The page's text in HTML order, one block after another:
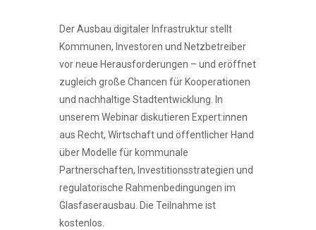
Der Ausbau digitaler Infrastruktur stellt
Kommunen, Investoren und Netzbetreiber
vor neue Herausforderungen – und eröffnet
zugleich große Chancen für Kooperationen
und nachhaltige Stadtentwicklung. In
unserem Webinar diskutieren Expert:innen
aus Recht, Wirtschaft und öffentlicher Hand
über Modelle für kommunale
Partnerschaften, Investitionsstrategien und
regulatorische Rahmenbedingungen im
Glasfaserausbau. Die Teilnahme ist
kostenlos.